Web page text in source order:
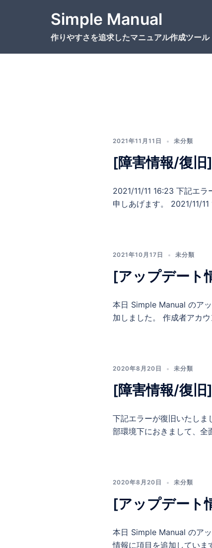
Simple Manual
作りやすさを追求したマニュアル作成ツール
2021年11月11日 未分類
[障害情報/復旧
2021/11/11 16:23 下記エ
申しあげます。 2021/11/
2021年10月17日 未分類
[アップデート
本日 Simple Manual のア
加しました。 作成者アカ
2020年8月20日 未分類
[障害情報/復
下記エラーが復旧いたしま
部環境下におきまして、
2020年8月20日 未分類
[アップデート
本日 Simple Manual のア
情報に項目を追加してい